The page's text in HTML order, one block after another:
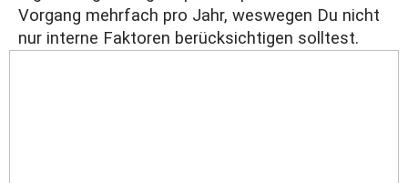
Vorgang mehrfach pro Jahr, weswegen Du nicht
nur interne Faktoren berücksichtigen solltest.